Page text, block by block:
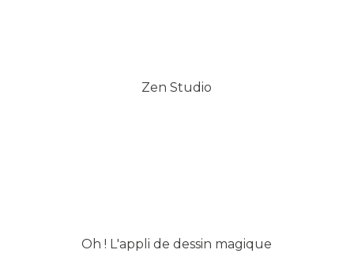
Zen Studio
Oh ! L'appli de dessin magique